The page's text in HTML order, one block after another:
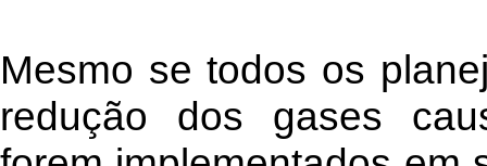
Mesmo se todos os
redução dos gases